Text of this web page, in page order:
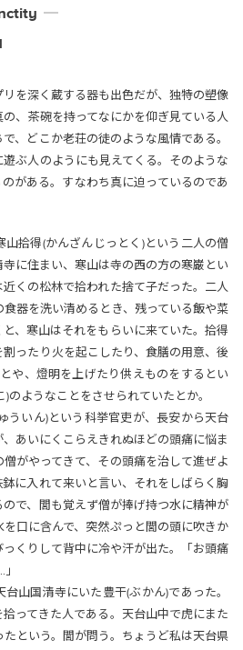
を深く蔵する器も出色だが、独特の塑像
、茶碗を持ってなにかを仰ぎ見ている人
、どこか老荘の徒のような風情である。
ぶ人のようにも見えてくる。そのような
がある。すなわち真に迫っているのであ
拾得(かんざんじっとく)という二人の僧
に住まい、寒山は寺の西の方の寒巌とい
くの松林で拾われた捨て子だった。二人
器を洗い清めるとき、残っている飯や菜
、寒山はそれをもらいに来ていた。拾得
ったり火を起こしたり、食膳の用意、後
や、燈明を上げたり供えものをするとい
のようなことをさせられていたとか。
ういん)という科挙官吏が、長安から天台
あいにくこらえきれぬほどの頭痛に悩ま
がやってきて、その頭痛を治して進ぜよ
に入れて来いと言い、それをしばらく胸
で、閭も覚えず僧が捧げ持つ水に精神が
口に含んで、突然ぷっと閭の頭に吹きか
くりして背中に冷や汗が出た。「お頭痛
山国清寺にいた豊干(ぶかん)であった。
ってきた人である。天台山中で虎にまた
という。閭が問う。ちょうど私は天台県